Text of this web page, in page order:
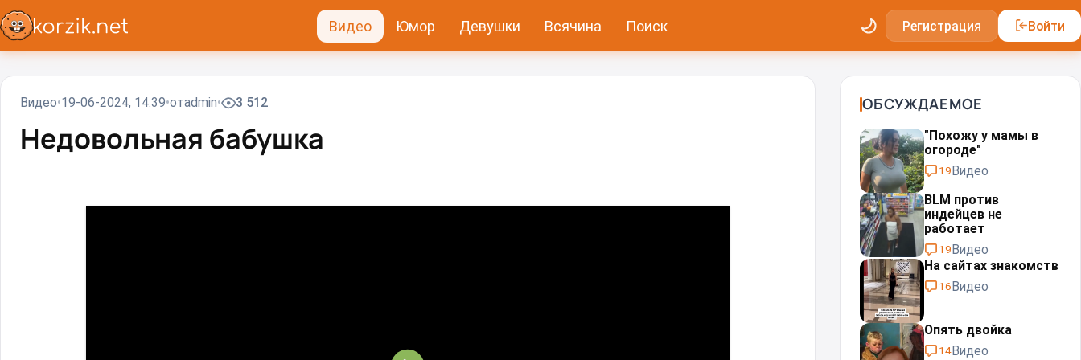
Видео Юмор Девушки Всячина Поиск Регистрация Войти
Видео 19-06-2024, 14:39 отadmin 3 512
Недовольная бабушка
ОБСУЖДАЕМОЕ
"Похожу у мамы в
огороде"
19Видео
BLM против
индейцев не
работает
19Видео
На сайтах знакомств
16Видео
Опять двойка
14Видео